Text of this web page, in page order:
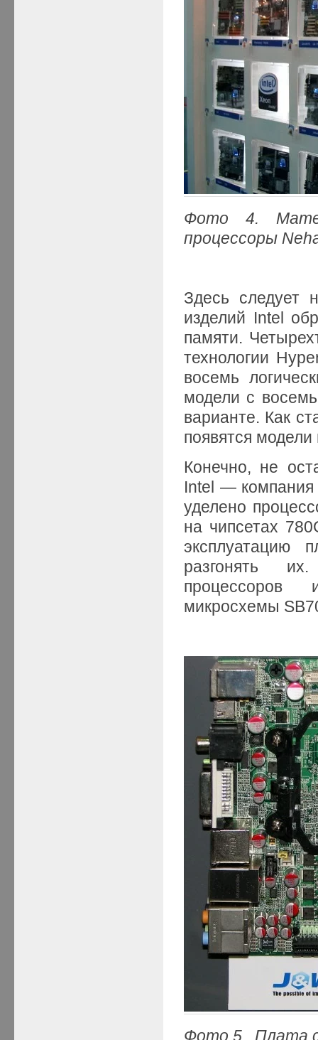
Фото 4.
процессоры
Здесь следует
изделий Intel
памяти.
технологии
восемь
модели с
варианте. Как
появятся
Конечно, не
Intel —
уделено
на чипсетах
эксплуатацию
разгонять
процессоров
микросхемы
Фото 5. Плата с